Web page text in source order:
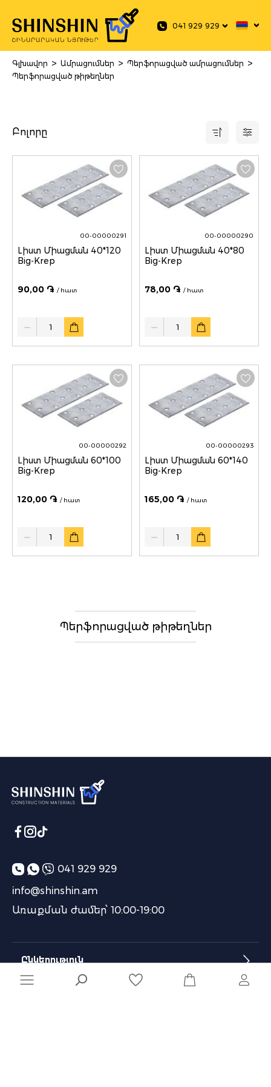
041 929 929
Գլխավոր > Ամրացումներ > Պերֆորացված ամրացումներ >
Պերֆորացված թիթեղներ
Բոլորը
00-00000291
Lիստ Միացման 40*120
Big-Krep
90,00 ֏ / հատ
00-00000290
Lիստ Միացման 40*80
Big-Krep
78,00 ֏ / հատ
00-00000292
Lիստ Միացման 60*100
Big-Krep
120,00 ֏ / հատ
Quantity
00-00000293
Lիստ Միացման 60*140
Big-Krep
165,00 ֏ / հատ
Quantity
Պերֆորացված թիթեղներ
041 929 929
info@shinshin.am
Առաքման ժամեր՝ 10:00-19:00
Ընկերություն